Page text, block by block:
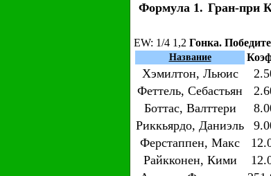
Формула 1. Гран-при
EW: 1/4 1,2 Гонка.
Название
Хэмилтон, Льюис
Феттель, Себастьян
Боттас, Валттери
Риккьярдо, Даниэль
Ферстаппен, Макс
Райкконен, Кими